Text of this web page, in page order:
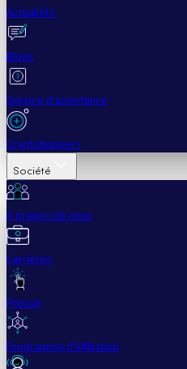
Actualités
Blogs
Service d'assistance
Cryptohopper+
Société
À propos de nous
Carrières
Presse
Programme d'affiliation